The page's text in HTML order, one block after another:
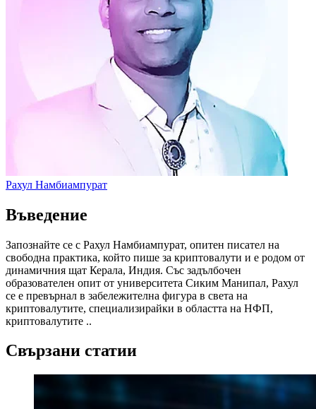
Рахул Намбиампурат
Въведение
Запознайте се с Рахул Намбиампурат, опитен писател на
свободна практика, който пише за криптовалути и е родом от
динамичния щат Керала, Индия. Със задълбочен
образователен опит от университета Сиким Манипал, Рахул
се е превърнал в забележителна фигура в света на
криптовалутите, специализирайки в областта на НФП,
криптовалутите ..
Свързани статии